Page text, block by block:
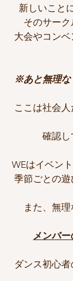
新しいこと
そのサー
大会やコン
※あと無理な
ここは社会
確認し
WEはイベン
季節ごとの遊
また、無
メンバ
ダンス初心